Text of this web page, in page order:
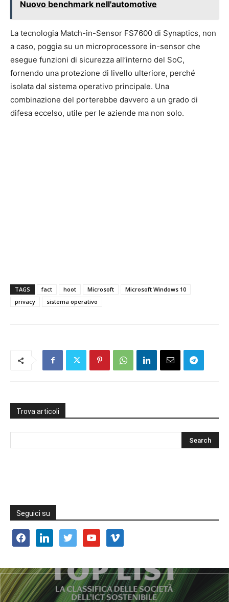
Nuovo benchmark nell'automotive
La tecnologia Match-in-Sensor FS7600 di Synaptics, non
a caso, poggia su un microprocessore in-sensor che
esegue funzioni di sicurezza all’interno del SoC,
fornendo una protezione di livello ulteriore, perché
isolata dal sistema operativo principale. Una
combinazione del porterebbe davvero a un grado di
difesa eccelso, utile per le aziende ma non solo.
TAGS fact hoot Microsoft
Microsoft Windows 10
privacy
sistema operativo
Trova articoli
Seguici su
facebooklinkedin twitter youtube vimeo